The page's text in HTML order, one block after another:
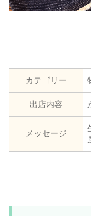
カテゴリー
出店内容
メッセージ